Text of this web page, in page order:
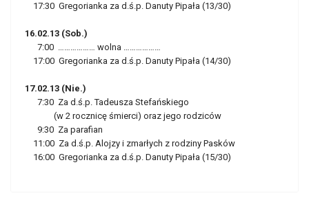
17:30 Gregorianka za d.ś.p. Danuty Pipała (13/30)
16.02.13 (Sob.)
7:00 ……………… wolna ………………
17:00 Gregorianka za d.ś.p. Danuty Pipała (14/30)
17.02.13 (Nie.)
7:30 Za d.ś.p. Tadeusza Stefańskiego
(w 2 rocznicę śmierci) oraz jego rodziców
9:30 Za parafian
11:00 Za d.ś.p. Alojzy i zmarłych z rodziny Pasków
16:00 Gregorianka za d.ś.p. Danuty Pipała (15/30)